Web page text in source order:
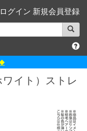
ログイン 新規会員登録
場店
ア
）
イト）ストレ